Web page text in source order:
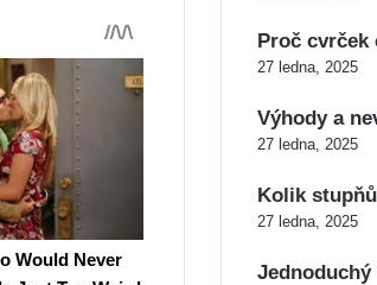
Proč cvrček
27 ledna, 2025
Výhody a
27 ledna, 2025
Kolik
27 ledna, 2025
Jednoduchý